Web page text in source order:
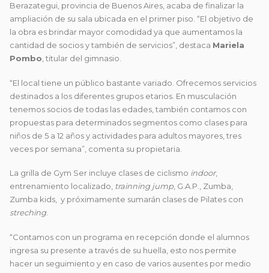
Berazategui, provincia de Buenos Aires, acaba de finalizar la
ampliación de su sala ubicada en el primer piso. “El objetivo de
la obra es brindar mayor comodidad ya que aumentamos la
cantidad de socios y también de servicios”, destaca Mariela
Pombo , titular del gimnasio.
“El local tiene un público bastante variado. Ofrecemos servicios
destinados a los diferentes grupos etarios. En musculación
tenemos socios de todas las edades, también contamos con
propuestas para determinados segmentos como clases para
niños de 5 a 12 años y actividades para adultos mayores, tres
veces por semana”, comenta su propietaria.
La grilla de Gym Ser incluye clases de ciclismo indoor,
entrenamiento localizado, trainning jump , G.A.P., Zumba,
Zumba kids, y próximamente sumarán clases de Pilates con
streching.
“Contamos con un programa en recepción donde el alumnos
ingresa su presente a través de su huella, esto nos permite
hacer un seguimiento y en caso de varios ausentes por medio